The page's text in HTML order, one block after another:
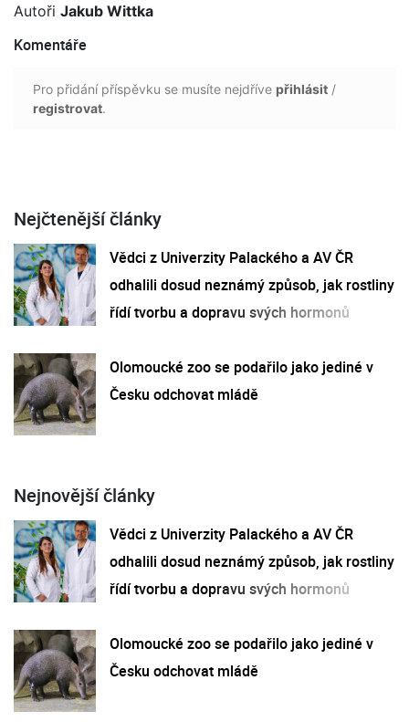
Autoři Jakub Wittka
Komentáře
Pro přidání příspěvku se musíte nejdříve přihlásit /
registrovat.
Nejčtenější články
Vědci z Univerzity Palackého a AV ČR
odhalili dosud neznámý způsob, jak rostliny
řídí tvorbu a dopravu svých hormonů
Olomoucké zoo se podařilo jako jediné v
Česku odchovat mládě
Nejnovější články
Vědci z Univerzity Palackého a AV ČR
odhalili dosud neznámý způsob, jak rostliny
řídí tvorbu a dopravu svých hormonů
Olomoucké zoo se podařilo jako jediné v
Česku odchovat mládě